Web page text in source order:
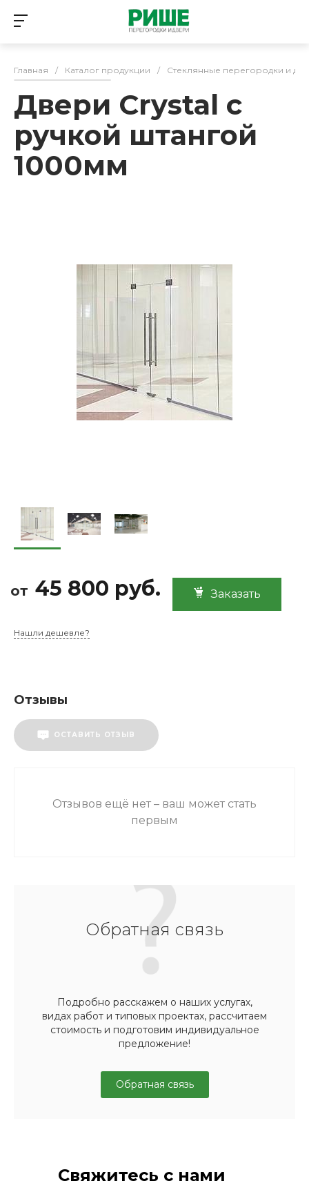
Главная / Каталог продукции / Стеклянные перегородки и
Двери Crystal с
ручкой штангой
1000мм
от 45 800 руб. Заказать
Нашли дешевле?
Отзывы
ОСТАВИТЬ ОТЗЫВ
Отзывов ещё нет – ваш может стать
первым
Обратная связь
Подробно расскажем о наших услугах,
видах работ и типовых проектах, рассчитаем
стоимость и подготовим индивидуальное
предложение!
Обратная связь
Свяжитесь с нами